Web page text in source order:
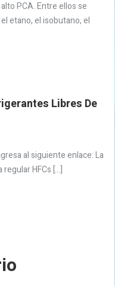
PCA. Entre ellos se
etano, el isobutano, el
Libres De
al siguiente enlace: La
HFCs […]